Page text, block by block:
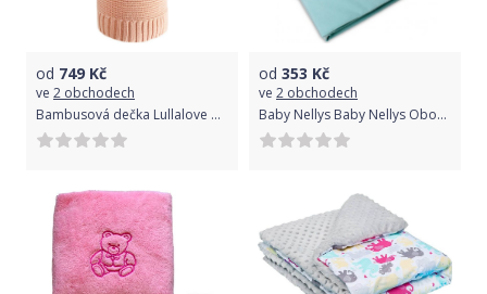
od 749 Kč
ve 2 obchodech
Bambusová dečka Lullalove Broskev 2021
od 353 Kč
ve 2 obchodech
Baby Nellys Baby Nellys Oboustranná letní deka Bavlna jersey 100x75cm, Srnka a růže - mátová